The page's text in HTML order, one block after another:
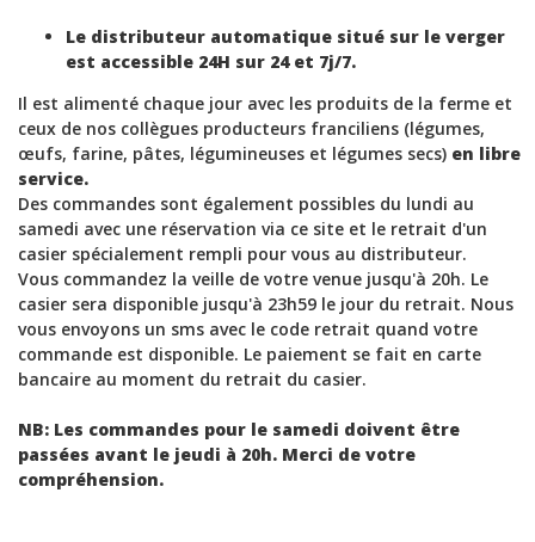
Le distributeur automatique situé sur le verger
est accessible 24H sur 24 et 7j/7.
Il est alimenté chaque jour avec les produits de la ferme et
ceux de nos collègues producteurs franciliens (légumes,
œufs, farine, pâtes, légumineuses et légumes secs) en libre
service.
Des commandes sont également possibles du lundi au
samedi avec une réservation via ce site et le retrait d'un
casier spécialement rempli pour vous au distributeur.
Vous commandez la veille de votre venue jusqu'à 20h. Le
casier sera disponible jusqu'à 23h59 le jour du retrait. Nous
vous envoyons un sms avec le code retrait quand votre
commande est disponible. Le paiement se fait en carte
bancaire au moment du retrait du casier.
NB: Les commandes pour le samedi doivent être
passées avant le jeudi à 20h. Merci de votre
compréhension.